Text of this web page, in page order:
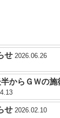
せ 2026.06.26
からＧＷの施
せ 2026.02.10